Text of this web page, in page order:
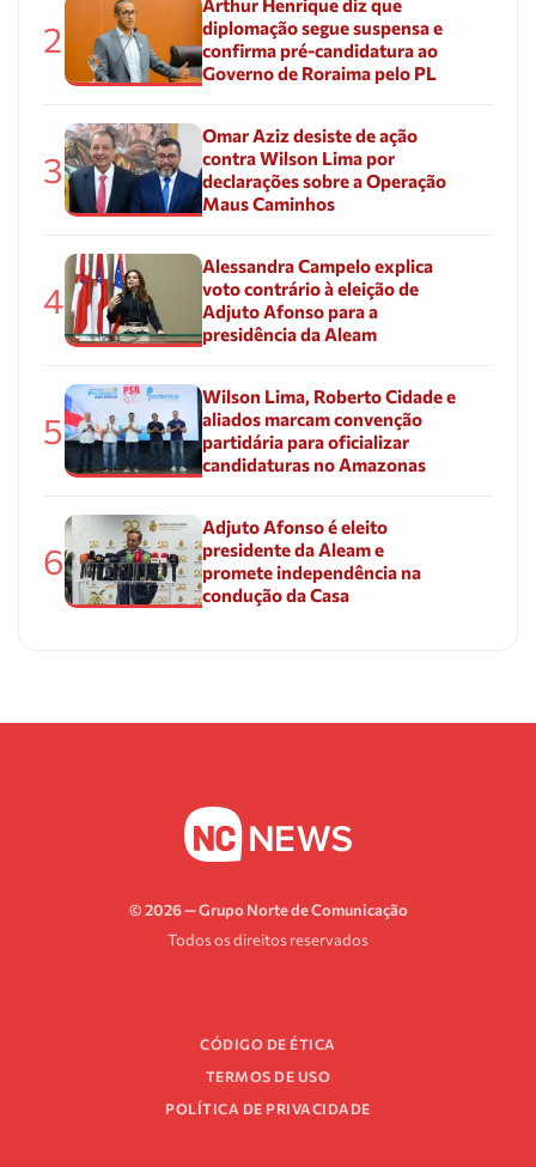
2
Arthur Henrique diz que
diplomação segue suspensa e
confirma pré-candidatura ao
Governo de Roraima pelo PL
3
Omar Aziz desiste de ação
contra Wilson Lima por
declarações sobre a Operação
Maus Caminhos
4
Alessandra Campelo explica
voto contrário à eleição de
Adjuto Afonso para a
presidência da Aleam
5
Wilson Lima, Roberto Cidade e
aliados marcam convenção
partidária para oficializar
candidaturas no Amazonas
6
Adjuto Afonso é eleito
presidente da Aleam e
promete independência na
condução da Casa
© 2026 — Grupo Norte de Comunicação
Todos os direitos reservados
CÓDIGO DE ÉTICA
TERMOS DE USO
POLÍTICA DE PRIVACIDADE